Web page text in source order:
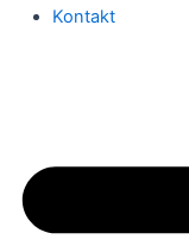
Kontakt